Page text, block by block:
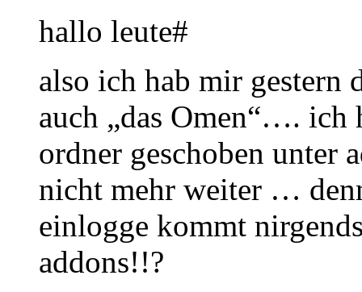
hallo leute#
also ich hab mir gestern
auch „das Omen“…. ich
ordner geschoben
nicht mehr weiter …
einlogge kommt
addons!!?